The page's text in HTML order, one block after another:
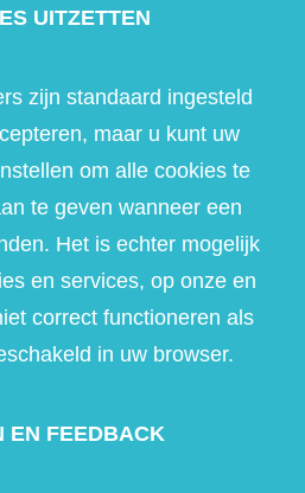
UITZETTEN
zijn standaard ingesteld
maar u kunt uw
om alle cookies te
te geven wanneer een
Het is echter mogelijk
en services, op onze en
correct functioneren als
in uw browser.
EN FEEDBACK